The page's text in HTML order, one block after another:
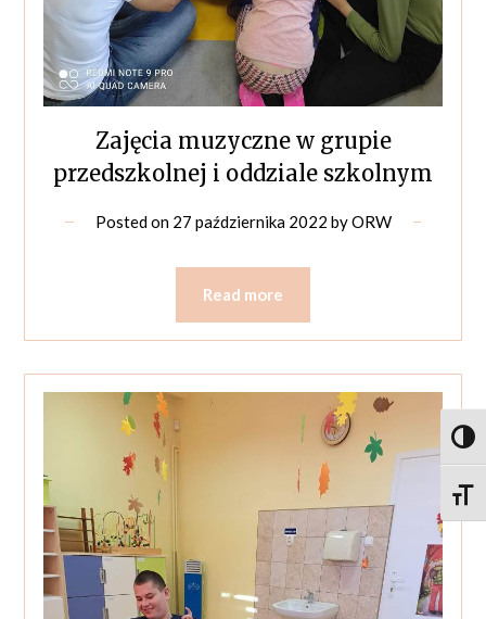
Zajęcia muzyczne w grupie
przedszkolnej i oddziale szkolnym
Posted on 27 października 2022 byORW
Read more